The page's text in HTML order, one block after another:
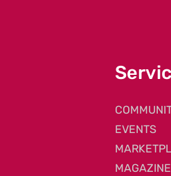
EVENTS
MAGAZINE